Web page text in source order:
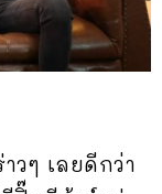
วๆ เลยดีกว่า